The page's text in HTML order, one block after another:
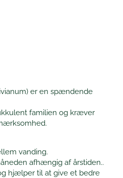
er en spændende
familien og kræver
vanding.
afhængig af årstiden..
hjælper til at give et bedre